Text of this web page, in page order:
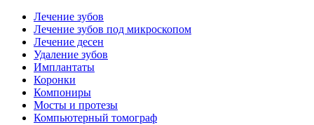
Лечение зубов
Лечение зубов под микроскопом
Лечение десен
Удаление зубов
Имплантаты
Коронки
Компониры
Мосты и протезы
Компьютерный томограф